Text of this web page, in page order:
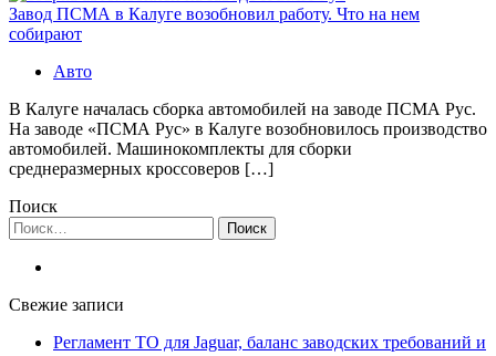
Завод ПСМА в Калуге возобновил работу. Что на нем
собирают
Авто
В Калуге началась сборка автомобилей на заводе ПСМА Рус.
На заводе «ПСМА Рус» в Калуге возобновилось производство
автомобилей. Машинокомплекты для сборки
среднеразмерных кроссоверов […]
Поиск
Найти:
Свежие записи
Регламент ТО для Jaguar, баланс заводских требований и